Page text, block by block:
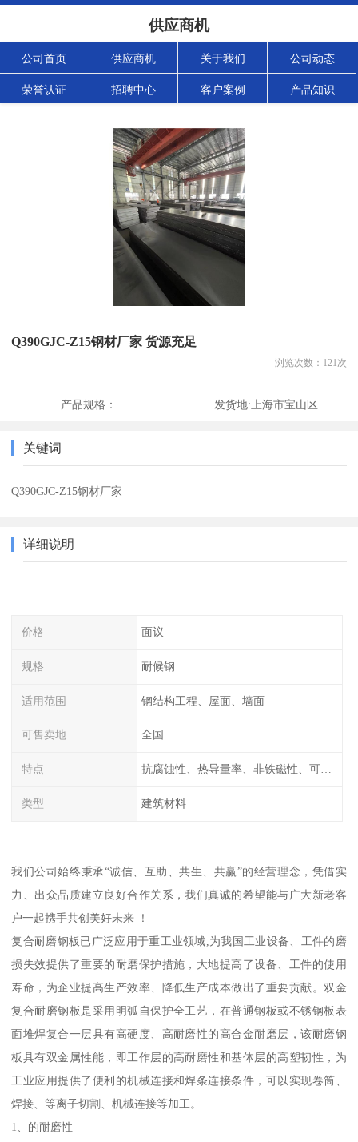
供应商机
公司首页 供应商机 关于我们 公司动态
荣誉认证 招聘中心 客户案例 产品知识
Q390GJC-Z15钢材厂家 货源充足
浏览次数： 121次
产品规格： 发货地: 上海市宝山区
关键词
Q390GJC-Z15钢材厂家
详细说明
价格 面议
规格 耐候钢
适用范围 钢结构工程、屋面、墙面
可售卖地 全国
特点 抗腐蚀性、热导量率、非铁磁性、可加工性、可成形性、回收性
类型 建筑材料
我们公司始终秉承“诚信、互助、共生、共赢”的经营理念，凭借实
力、出众品质建立良好合作关系，我们真诚的希望能与广大新老客
户一起携手共创美好未来 ！
复合耐磨钢板已广泛应用于重工业领域,为我国工业设备、工件的磨
损失效提供了重要的耐磨保护措施，大地提高了设备、工件的使用
寿命，为企业提高生产效率、降低生产成本做出了重要贡献。双金
复合耐磨钢板是采用明弧自保护全工艺，在普通钢板或不锈钢板表
面堆焊复合一层具有高硬度、高耐磨性的高合金耐磨层，该耐磨钢
板具有双金属性能，即工作层的高耐磨性和基体层的高塑韧性，为
工业应用提供了便利的机械连接和焊条连接条件，可以实现卷筒、
焊接、等离子切割、机械连接等加工。
1、的耐磨性